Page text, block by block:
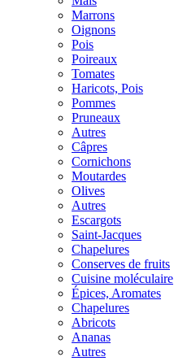
Marrons
Oignons
Pois
Poireaux
Tomates
Haricots, Pois
Pommes
Pruneaux
Autres
Câpres
Cornichons
Moutardes
Olives
Autres
Escargots
Saint-Jacques
Chapelures
Conserves de fruits
Cuisine moléculaire
Épices, Aromates
Chapelures
Abricots
Ananas
Autres